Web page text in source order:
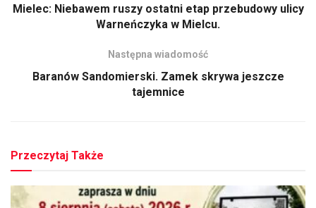
Mielec: Niebawem ruszy ostatni etap przebudowy ulicy
Warneńczyka w Mielcu.
Następna wiadomość
Baranów Sandomierski. Zamek skrywa jeszcze
tajemnice
Przeczytaj Także